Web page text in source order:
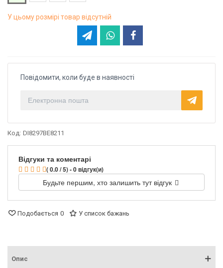
У цьому розмірі товар відсутній
Повідомити, коли буде в наявності
Код: DI8297BE8211
Відгуки та коментарі
( 0.0 / 5) - 0 відгук(и)
Будьте першим, хто залишить тут відгук
Подобається 0 У список бажань
Опис